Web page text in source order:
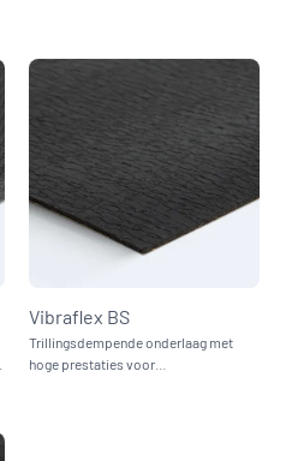
Vibraflex BS
Trillingsdempende onderlaag met
hoge prestaties voor